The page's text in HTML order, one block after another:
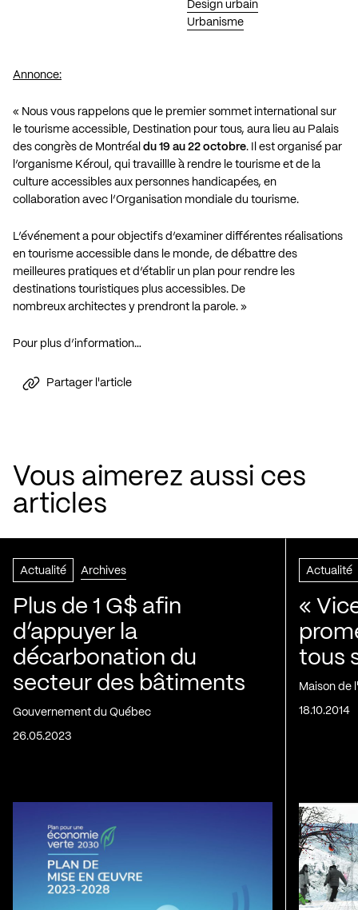
Design urbain
Urbanisme
Annonce:
« Nous vous rappelons que le premier sommet international sur
le tourisme accessible, Destination pour tous, aura lieu au Palais
des congrès de Montréal du 19 au 22 octobre. Il est organisé par
l’organisme Kéroul, qui travaillle à rendre le tourisme et de la
culture accessibles aux personnes handicapées, en
collaboration avec l’Organisation mondiale du tourisme.
L’événement a pour objectifs d’examiner différentes réalisations
en tourisme accessible dans le monde, de débattre des
meilleures pratiques et d’établir un plan pour rendre les
destinations touristiques plus accessibles. De
nombreux architectes y prendront la parole. »
Pour plus d’information…
Partager l'article
Vous aimerez aussi ces
articles
Actualité Archives
Plus de 1 G$ afin
d’appuyer la
décarbonation du
secteur des bâtiments
Gouvernement du Québec
26.05.2023
Actualité
«
tous
Maison de
18.10.2014